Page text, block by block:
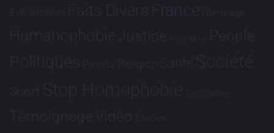
Evénements Faits Divers France Hommage
HumanophobieJustice Partenariat People
Politiques Projets Religion Santé Société
Sport Stop Homophobie Tech Tribune
TémoignageVidéo Études